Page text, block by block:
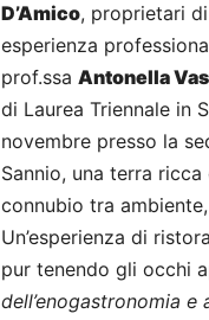
D’Amico, proprietari di
esperienza
prof.ssa Antonella
di Laurea Triennale in
novembre presso la
Sannio, una terra
connubio tra
Un’esperienza di
pur tenendo gli occhi
dell’enogastronomia